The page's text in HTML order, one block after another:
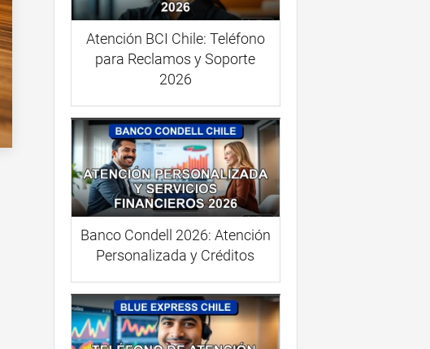
Atención BCI Chile: Teléfono
para Reclamos y Soporte
2026
Banco Condell 2026: Atención
Personalizada y Créditos